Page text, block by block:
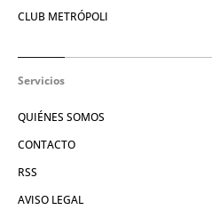
CLUB METRÓPOLI
Servicios
QUIÉNES SOMOS
CONTACTO
RSS
AVISO LEGAL